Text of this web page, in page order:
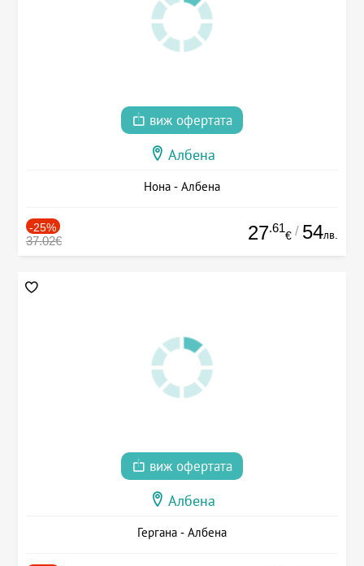
виж офертата
Албена
Нона - Албена
-25%
37.02€ 27.61
€ / 54лв.
виж офертата
Албена
Гергана - Албена